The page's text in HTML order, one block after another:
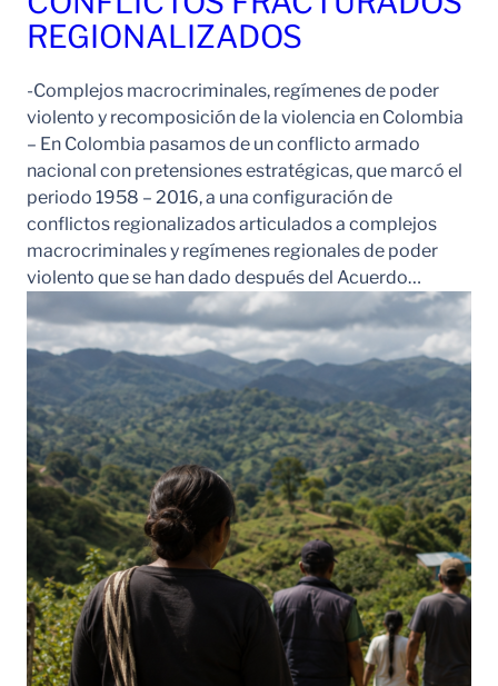
REGIONALIZADOS
-Complejos macrocriminales, regímenes de poder
violento y recomposición de la violencia en Colombia
– En Colombia pasamos de un conflicto armado
nacional con pretensiones estratégicas, que marcó el
periodo 1958 – 2016, a una configuración de
conflictos regionalizados articulados a complejos
macrocriminales y regímenes regionales de poder
violento que se han dado después del Acuerdo…